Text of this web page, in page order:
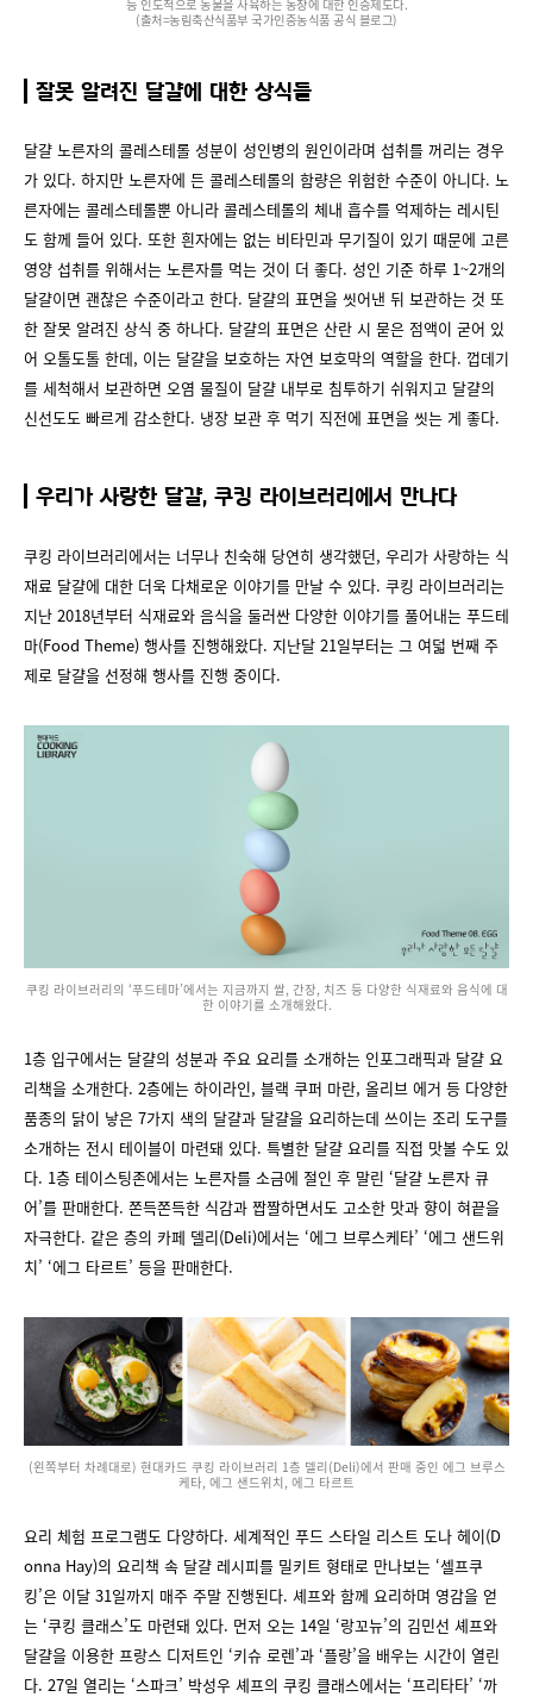
등 인도적으로 동물을 사육하는 농장에 대한 인증제도다.
(출처=농림축산식품부 국가인증농식품 공식 블로그)
잘못 알려진 달걀에 대한 상식들
달걀 노른자의 콜레스테롤 성분이 성인병의 원인이라며 섭취를 꺼리는 경우
가 있다. 하지만 노른자에 든 콜레스테롤의 함량은 위험한 수준이 아니다. 노
른자에는 콜레스테롤뿐 아니라 콜레스테롤의 체내 흡수를 억제하는 레시틴
도 함께 들어 있다. 또한 흰자에는 없는 비타민과 무기질이 있기 때문에 고른
영양 섭취를 위해서는 노른자를 먹는 것이 더 좋다. 성인 기준 하루 1~2개의
달걀이면 괜찮은 수준이라고 한다. 달걀의 표면을 씻어낸 뒤 보관하는 것 또
한 잘못 알려진 상식 중 하나다. 달걀의 표면은 산란 시 묻은 점액이 굳어 있
어 오톨도톨 한데, 이는 달걀을 보호하는 자연 보호막의 역할을 한다. 껍데기
를 세척해서 보관하면 오염 물질이 달걀 내부로 침투하기 쉬워지고 달걀의
신선도도 빠르게 감소한다. 냉장 보관 후 먹기 직전에 표면을 씻는 게 좋다.
우리가 사랑한 달걀, 쿠킹 라이브러리에서 만나다
쿠킹 라이브러리에서는 너무나 친숙해 당연히 생각했던, 우리가 사랑하는 식
재료 달걀에 대한 더욱 다채로운 이야기를 만날 수 있다. 쿠킹 라이브러리는
지난 2018년부터 식재료와 음식을 둘러싼 다양한 이야기를 풀어내는 푸드테
마(Food Theme) 행사를 진행해왔다. 지난달 21일부터는 그 여덟 번째 주
제로 달걀을 선정해 행사를 진행 중이다.
쿠킹 라이브러리의 ‘푸드테마’에서는 지금까지 쌀, 간장, 치즈 등 다양한 식재료와 음식에 대
한 이야기를 소개해왔다.
1층 입구에서는 달걀의 성분과 주요 요리를 소개하는 인포그래픽과 달걀 요
리책을 소개한다. 2층에는 하이라인, 블랙 쿠퍼 마란, 올리브 에거 등 다양한
품종의 닭이 낳은 7가지 색의 달걀과 달걀을 요리하는데 쓰이는 조리 도구를
소개하는 전시 테이블이 마련돼 있다. 특별한 달걀 요리를 직접 맛볼 수도 있
다. 1층 테이스팅존에서는 노른자를 소금에 절인 후 말린 ‘달걀 노른자 큐
어’를 판매한다. 쫀득쫀득한 식감과 짭짤하면서도 고소한 맛과 향이 혀끝을
자극한다. 같은 층의 카페 델리(Deli)에서는 ‘에그 브루스케타’ ‘에그 샌드위
치’ ‘에그 타르트’ 등을 판매한다.
(왼쪽부터 차례대로) 현대카드 쿠킹 라이브러리 1층 델리(Deli)에서 판매 중인 에그 브루스
케타, 에그 샌드위치, 에그 타르트
요리 체험 프로그램도 다양하다. 세계적인 푸드 스타일 리스트 도나 헤이(D
onna Hay)의 요리책 속 달걀 레시피를 밀키트 형태로 만나보는 ‘셀프쿠
킹’은 이달 31일까지 매주 주말 진행된다. 셰프와 함께 요리하며 영감을 얻
는 ‘쿠킹 클래스’도 마련돼 있다. 먼저 오는 14일 ‘랑꼬뉴’의 김민선 셰프와
달걀을 이용한 프랑스 디저트인 ‘키슈 로렌’과 ‘플랑’을 배우는 시간이 열린
다. 27일 열리는 ‘스파크’ 박성우 셰프의 쿠킹 클래스에서는 ‘프리타타’ ‘까